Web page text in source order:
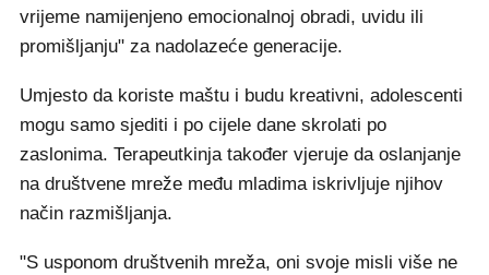
vrijeme namijenjeno emocionalnoj obradi, uvidu ili
promišljanju" za nadolazeće generacije.
Umjesto da koriste maštu i budu kreativni, adolescenti
mogu samo sjediti i po cijele dane skrolati po
zaslonima. Terapeutkinja također vjeruje da oslanjanje
na društvene mreže među mladima iskrivljuje njihov
način razmišljanja.
"S usponom društvenih mreža, oni svoje misli više ne